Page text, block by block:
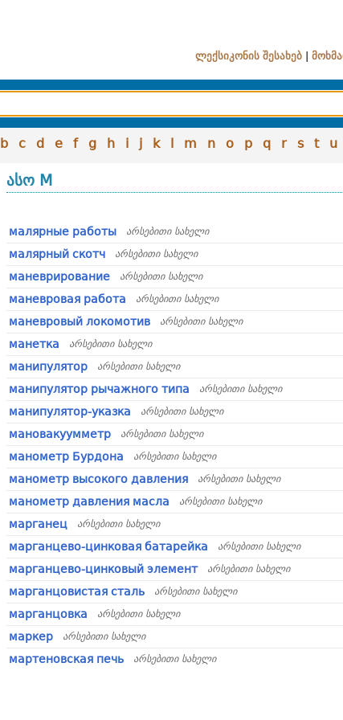
ლექსიკონის შესახებ
b c d e f g h i j k l m n o p q r s t u
ასო М
малярные рабoты არსებითი სახელი
малярный скотч არსებითი სახელი
маневрирование არსებითი სახელი
маневровая работа არსებითი სახელი
маневровый локомотив არსებითი სახელი
манетка არსებითი სახელი
манипулятор არსებითი სახელი
манипулятор рычажного типа არსებითი სახელი
манипулятор-указка არსებითი სახელი
мановакуумметр არსებითი სახელი
манометр Бурдона არსებითი სახელი
манометр высокого давления არსებითი სახელი
манометр давления масла არსებითი სახელი
марганец არსებითი სახელი
марганцево-цинковая батарейка არსებითი სახელი
марганцево-цинковый элемент არსებითი სახელი
марганцовистая сталь არსებითი სახელი
марганцовка არსებითი სახელი
маркер არსებითი სახელი
мартеновская печь არსებითი სახელი